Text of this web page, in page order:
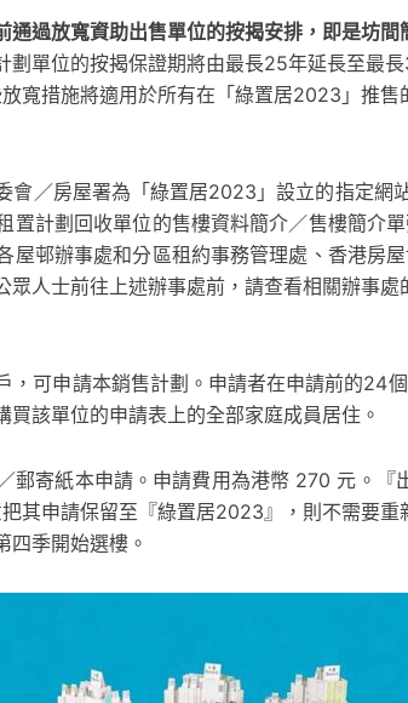
通過放寬資助出售單位的按揭安排，即是坊
劃單位的按揭保證期將由最長25年延長至最
寬措施將適用於所有在「綠置居2023」推售
會／房屋署為「綠置居2023」設立的指定網
置計劃回收單位的售樓資料簡介／售樓簡介
屋邨辦事處和分區租約事務管理處、香港房
人士前往上述辦事處前，請查看相關辦事處
，可申請本銷售計劃。申請者在申請前的24
該單位的申請表上的全部家庭成員居住。
郵寄紙本申請。申請費用為港幣 270 元。
其申請保留至『綠置居2023』，則不需要
四季開始選樓。